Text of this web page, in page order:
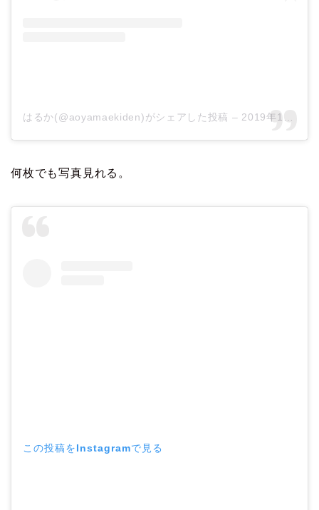
はるか(@aoyamaekiden)がシェアした投稿 – 2019年11月月6日午前2時58分PST
何枚でも写真見れる。
この投稿をInstagramで見る